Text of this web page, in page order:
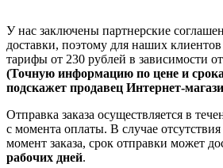
У нас заключены партнерские
доставки, поэтому для наших
тарифы от 230 рублей в зависимости
(Точную информацию по цене и
подскажет продавец Интернет-
Отправка заказа осуществляется в
с момента оплаты. В случае отсутствия
момент заказа, срок отправки может
рабочих дней.